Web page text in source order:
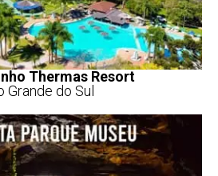
Thermas Resort
Grande do Sul